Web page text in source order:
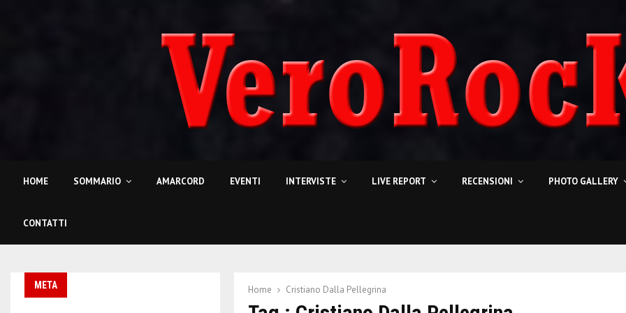
HOME SOMMARIO AMARCORD EVENTI INTERVISTE LIVE REPORT RECENSIONI PHOTO GALLERY
CONTATTI
Home Cristiano Dalla Pellegrina
META